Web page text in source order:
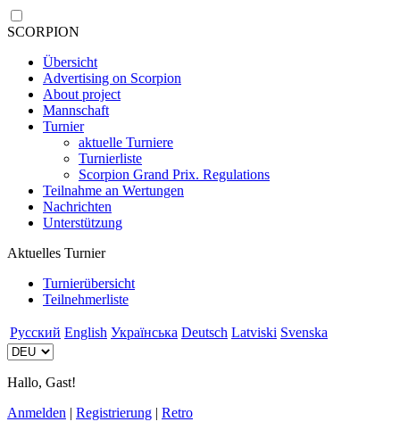
SCORPION
Übersicht
Advertising on Scorpion
About project
Mannschaft
Turnier
aktuelle Turniere
Turnierliste
Scorpion Grand Prix. Regulations
Teilnahme an Wertungen
Nachrichten
Unterstützung
Aktuelles Turnier
Turnierübersicht
Teilnehmerliste
Русский English Українська Deutsch Latviski Svenska
Hallo, Gast!
Anmelden | Registrierung | Retro